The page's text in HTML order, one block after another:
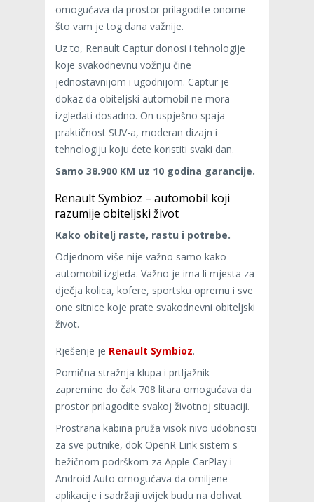
omogućava da prostor prilagodite onome
što vam je tog dana važnije.
Uz to, Renault Captur donosi i tehnologije
koje svakodnevnu vožnju čine
jednostavnijom i ugodnijom. Captur je
dokaz da obiteljski automobil ne mora
izgledati dosadno. On uspješno spaja
praktičnost SUV-a, moderan dizajn i
tehnologiju koju ćete koristiti svaki dan.
Samo 38.900 KM uz 10 godina garancije.
Renault Symbioz – automobil koji
razumije obiteljski život
Kako obitelj raste, rastu i potrebe.
Odjednom više nije važno samo kako
automobil izgleda. Važno je ima li mjesta za
dječja kolica, kofere, sportsku opremu i sve
one sitnice koje prate svakodnevni obiteljski
život.
Rješenje je Renault Symbioz.
Pomična stražnja klupa i prtljažnik
zapremine do čak 708 litara omogućava da
prostor prilagodite svakoj životnoj situaciji.
Prostrana kabina pruža visok nivo udobnosti
za sve putnike, dok OpenR Link sistem s
bežičnom podrškom za Apple CarPlay i
Android Auto omogućava da omiljene
aplikacije i sadržaji uvijek budu na dohvat